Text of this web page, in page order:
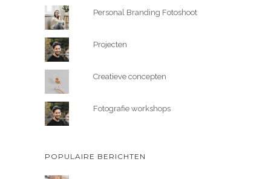
Personal Branding Fotoshoot
Projecten
Creatieve concepten
Fotografie workshops
POPULAIRE BERICHTEN